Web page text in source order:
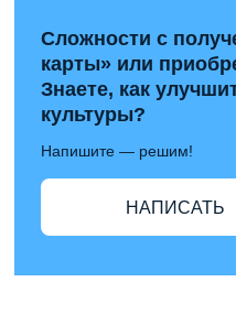
Сложности с
карты» или
Знаете, как
культуры?
Напишите — решим!
НАПИСАТЬ